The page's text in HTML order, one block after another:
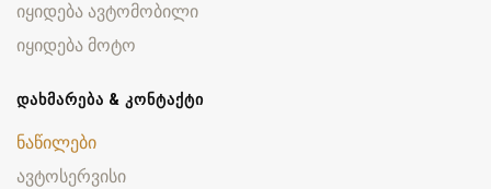
იყიდება ავტომობილი
იყიდება მოტო
ᲓᲐᲮᲛᲐᲠᲔᲑᲐ & ᲙᲝᲜᲢᲐᲥᲢᲘ
ნაწილები
ავტოსერვისი